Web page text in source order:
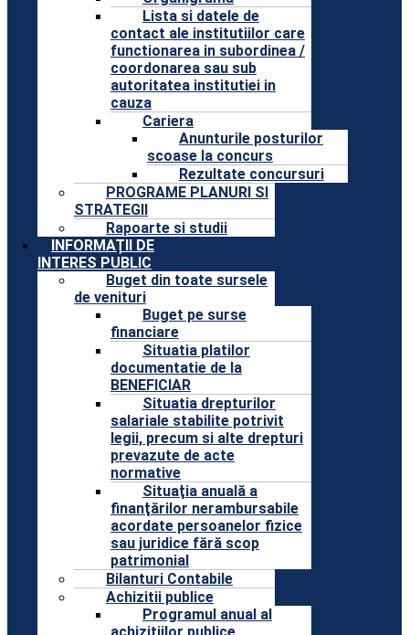
Lista si datele de
contact ale institutiilor care
functionarea in subordinea /
coordonarea sau sub
autoritatea institutiei in
cauza
Cariera
Anunturile posturilor
scoase la concurs
Rezultate concursuri
PROGRAME PLANURI SI
STRATEGII
Rapoarte si studii
INFORMAȚII DE
INTERES PUBLIC
Buget din toate sursele
de venituri
Buget pe surse
financiare
Situatia platilor
documentatie de la
BENEFICIAR
Situatia drepturilor
salariale stabilite potrivit
legii, precum si alte drepturi
prevazute de acte
normative
Situaţia anuală a
finanţărilor nerambursabile
acordate persoanelor fizice
sau juridice fără scop
patrimonial
Bilanturi Contabile
Achizitii publice
Programul anual al